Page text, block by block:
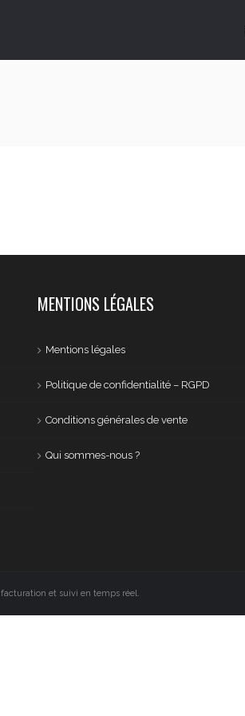
MENTIONS LÉGALES
Mentions légales
Politique de confidentialité – RGPD
Conditions générales de vente
Qui sommes-nous ?
et suivi en temps réel.